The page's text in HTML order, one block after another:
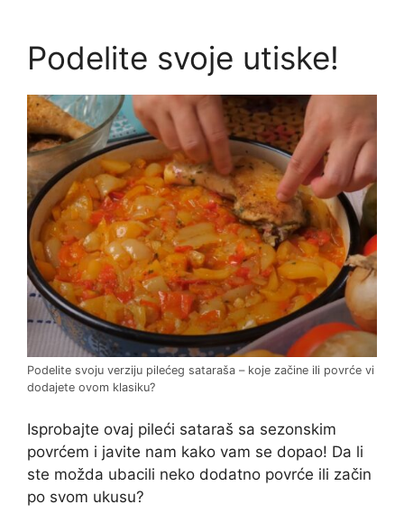
Podelite svoje utiske!
Podelite svoju verziju pilećeg sataraša – koje začine ili povrće vi
dodajete ovom klasiku?
Isprobajte ovaj pileći sataraš sa sezonskim
povrćem i javite nam kako vam se dopao! Da li
ste možda ubacili neko dodatno povrće ili začin
po svom ukusu?